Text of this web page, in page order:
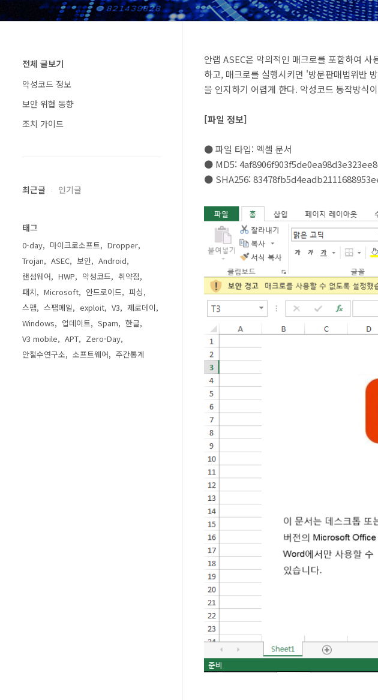
안랩 ASEC은 악의적인 매크로를 포함하여
하고, 매크로를 실행시키면 '방문판매법위반
을 인지하기 어렵게 한다. 악성코드 동작방식
[파일 정보]
● 파일 타입: 엑셀 문서
● MD5:
● SHA256:
전체 글보기
악성코드 정보
보안 위협 동향
조치 가이드
최근글 인기글
태그
0-day 마이크로소프트
Dropper
Trojan
ASEC 보안
Android
랜섬웨어
HWP 악성코드
취약점
패치
Microsoft 안드로이드
피싱
스팸
스팸메일 exploit V3
제로데이
Windows
업데이트 Spam
한글
V3 mobile
APT
Zero-Day
안철수연구소
소프트웨어 주간통계